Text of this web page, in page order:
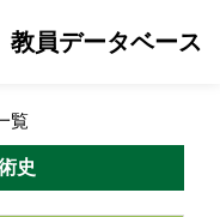
教員データベース
覧
史